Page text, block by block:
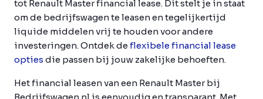
tot Renault Master financial lease. Dit stelt je in staat
om de bedrijfswagen te leasen en tegelijkertijd
liquide middelen vrij te houden voor andere
investeringen. Ontdek deflexibele financial lease
opties die passen bij jouw zakelijke behoeften.
Het financial leasen van een Renault Master bij
Bedrijfswagen.nl is eenvoudig en transparant. Met